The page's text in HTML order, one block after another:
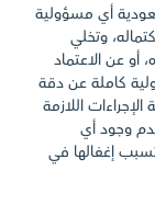
أي مسؤولية
وتخلي
عن الاعتماد
كاملة عن دقة
اللازمة
وجود أي
إغفالها في